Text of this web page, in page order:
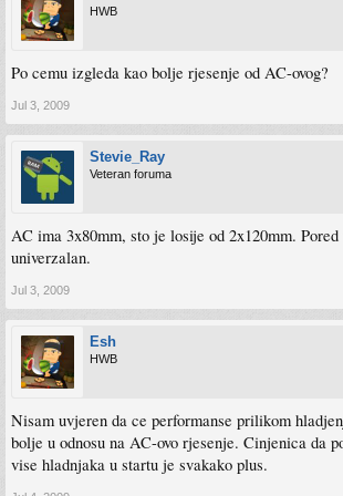
HWB
Po cemu izgleda kao bolje rjesenje od AC-ovog?
Jul 3, 2009
Stevie_Ray
Veteran foruma
AC ima 3x80mm, sto je losije od 2x120mm.
univerzalan.
Jul 3, 2009
Esh
HWB
Nisam uvjeren da ce performanse prilikom
bolje u odnosu na AC-ovo rjesenje. Cinjenica da
vise hladnjaka u startu je svakako plus.